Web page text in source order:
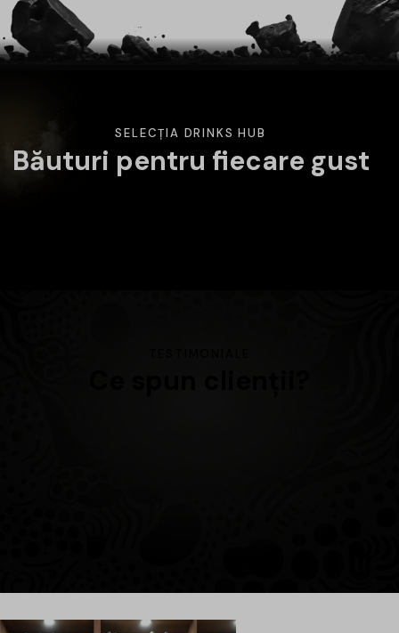
SELECȚIA DRINKS HUB
Băuturi pentru fiecare gust